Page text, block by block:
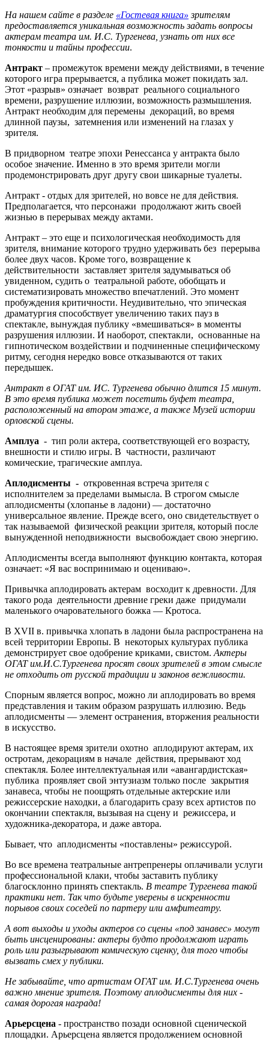
На нашем сайте в разделе «Гостевая книга» зрителям
предоставляется уникальная возможность задать вопросы
актерам театра им. И.С. Тургенева, узнать от них все
тонкости и тайны профессии.
Антракт – промежуток времени между действиями, в течение
которого игра прерывается, а публика может покидать зал.
Этот «разрыв» означает возврат реального социального
времени, разрушение иллюзии, возможность размышления.
Антракт необходим для перемены декораций, во время
длинной паузы, затемнения или изменений на глазах у
зрителя.
В придворном театре эпохи Ренессанса у антракта было
особое значение. Именно в это время зрители могли
продемонстрировать друг другу свои шикарные туалеты.
Антракт - отдых для зрителей, но вовсе не для действия.
Предполагается, что персонажи продолжают жить своей
жизнью в перерывах между актами.
Антракт – это еще и психологическая необходимость для
зрителя, внимание которого трудно удерживать без перерыва
более двух часов. Кроме того, возвращение к
действительности заставляет зрителя задумываться об
увиденном, судить о театральной работе, обобщать и
систематизировать множество впечатлений. Это момент
пробуждения критичности. Неудивительно, что эпическая
драматургия способствует увеличению таких пауз в
спектакле, вынуждая публику «вмешиваться» в моменты
разрушения иллюзии. И наоборот, спектакли, основанные на
гипнотическом воздействии и подчиненные специфическому
ритму, сегодня нередко вовсе отказываются от таких
передышек.
Антракт в ОГАТ им. ИС. Тургенева обычно длится 15 минут.
В это время публика может посетить буфет театра,
расположенный на втором этаже, а также Музей истории
орловской сцены.
Амплуа - тип роли актера, соответствующей его возрасту,
внешности и стилю игры. В частности, различают
комические, трагические амплуа.
Аплодисменты - откровенная встреча зрителя с
исполнителем за пределами вымысла. В строгом смысле
аплодисменты (хлопанье в ладони) — достаточно
универсальное явление. Прежде всего, оно свидетельствует о
так называемой физической реакции зрителя, который после
вынужденной неподвижности высвобождает свою энергию.
Аплодисменты всегда выполняют функцию контакта, которая
означает: «Я вас воспринимаю и оцениваю».
Привычка аплодировать актерам восходит к древности. Для
такого рода деятельности древние греки даже придумали
маленького очаровательного божка — Кротоса.
В XVII в. привычка хлопать в ладони была распространена на
всей территории Европы. В некоторых культурах публика
демонстрирует свое одобрение криками, свистом. Актеры
ОГАТ им.И.С.Тургенева просят своих зрителей в этом смысле
не отходить от русской традиции и законов вежливости.
Спорным является вопрос, можно ли аплодировать во время
представления и таким образом разрушать иллюзию. Ведь
аплодисменты — элемент остранения, вторжения реальности
в искусство.
В настоящее время зрители охотно аплодируют актерам, их
остротам, декорациям в начале действия, прерывают ход
спектакля. Более интеллектуальная или «авангардистская»
публика проявляет свой энтузиазм только после закрытия
занавеса, чтобы не поощрять отдельные актерские или
режиссерские находки, а благодарить сразу всех артистов по
окончании спектакля, вызывая на сцену и режиссера, и
художника-декоратора, и даже автора.
Бывает, что аплодисменты «поставлены» режиссурой.
Во все времена театральные антрепренеры оплачивали услуги
профессиональной клаки, чтобы заставить публику
благосклонно принять спектакль. В театре Тургенева такой
практики нет. Так что будьте уверены в искренности
порывов своих соседей по партеру или амфитеатру.
А вот выходы и уходы актеров со сцены «под занавес» могут
быть инсценированы: актеры будто продолжают играть
роль или разыгрывают комическую сценку, для того чтобы
вызвать смех у публики.
Не забывайте, что артистам ОГАТ им. И.С.Тургенева очень
важно мнение зрителя. Поэтому аплодисменты для них -
самая дорогая награда!
Арьерсцена - пространство позади основной сценической
площадки. Арьерсцена является продолжением основной